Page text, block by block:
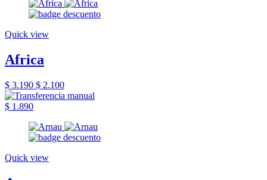
Quick view
Africa
$ 3.190 $ 2.100
$ 1.890
Quick view